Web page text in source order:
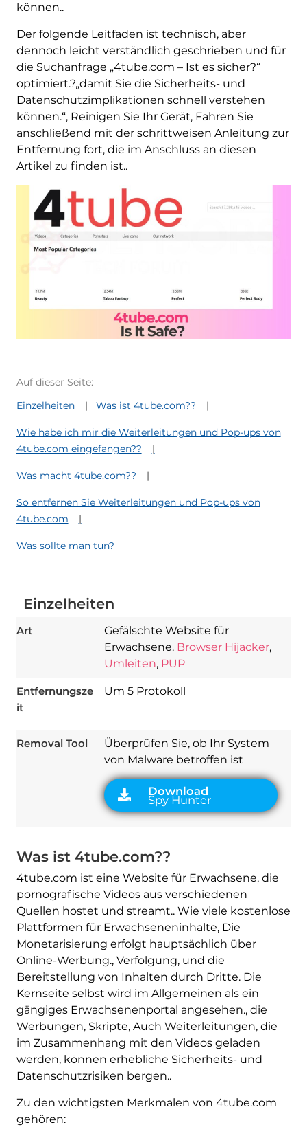
können..
Der folgende Leitfaden ist technisch, aber
dennoch leicht verständlich geschrieben und für
die Suchanfrage „4tube.com – Ist es sicher?“
optimiert.?„damit Sie die Sicherheits- und
Datenschutzimplikationen schnell verstehen
können.“, Reinigen Sie Ihr Gerät, Fahren Sie
anschließend mit der schrittweisen Anleitung zur
Entfernung fort, die im Anschluss an diesen
Artikel zu finden ist..
Auf dieser Seite:
Einzelheiten
Was ist 4tube.com??
Wie habe ich mir die Weiterleitungen und Pop-ups von
4tube.com eingefangen??
Was macht 4tube.com??
So entfernen Sie Weiterleitungen und Pop-ups von
4tube.com
Was sollte man tun?
Einzelheiten
Art
Gefälschte Website für
Erwachsene. Browser Hijacker,
Umleiten, PUP
Entfernungsze
it
Um 5 Protokoll
Removal Tool
Überprüfen Sie, ob Ihr System
von Malware betroffen ist
Download
Was ist 4tube.com??
4tube.com ist eine Website für Erwachsene, die
pornografische Videos aus verschiedenen
Quellen hostet und streamt.. Wie viele kostenlose
Plattformen für Erwachseneninhalte, Die
Monetarisierung erfolgt hauptsächlich über
Online-Werbung., Verfolgung, und die
Bereitstellung von Inhalten durch Dritte. Die
Kernseite selbst wird im Allgemeinen als ein
gängiges Erwachsenenportal angesehen., die
Werbungen, Skripte, Auch Weiterleitungen, die
im Zusammenhang mit den Videos geladen
werden, können erhebliche Sicherheits- und
Datenschutzrisiken bergen..
Zu den wichtigsten Merkmalen von 4tube.com
gehören: